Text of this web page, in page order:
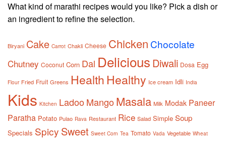
What kind of marathi recipes would you like? Pick a dish or
an ingredient to refine the selection.
Biryani Cake Carrot Chakli Cheese Chicken Chocolate
Chutney Coconut Corn Dal Delicious Diwali Dosa Egg
Flour Fried Fruit Greens Health Healthy Ice cream Idli India
Kids Kitchen LadooMangoMasala Milk Modak Paneer
Paratha Potato Pulao Rava Restaurant Rice Salad Simple Soup
Specials Spicy Sweet Sweet Corn Tea Tomato Vada Vegetable Wheat